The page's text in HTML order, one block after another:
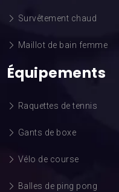
Survêtement chaud
Maillot de bain femme
Équipements
Raquettes de tennis
Gants de boxe
Vélo de course
Balles de ping pong